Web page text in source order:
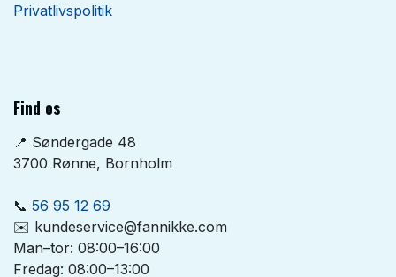
Privatlivspolitik
Find os
📍 Søndergade 48
3700 Rønne, Bornholm
📞 56 95 12 69
✉️ kundeservice@fannikke.com
Man–tor: 08:00–16:00
Fredag: 08:00–13:00